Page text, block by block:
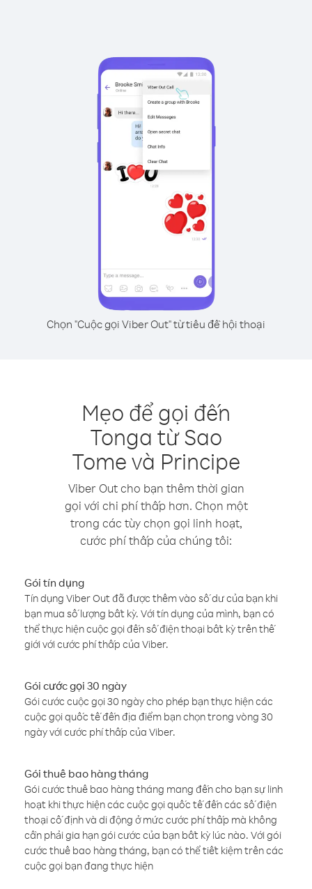
Chọn "Cuộc gọi Viber Out" từ tiêu đề hội thoại
Mẹo để gọi đến
Tonga từ Sao
Tome và Principe
Viber Out cho bạn thêm thời gian
gọi với chi phí thấp hơn. Chọn một
trong các tùy chọn gọi linh hoạt,
cước phí thấp của chúng tôi:
Gói tín dụng
Tín dụng Viber Out đã được thêm vào số dư của bạn khi
bạn mua số lượng bất kỳ. Với tín dụng của mình, bạn có
thể thực hiện cuộc gọi đến số điện thoại bất kỳ trên thế
giới với cước phí thấp của Viber.
Gói cước gọi 30 ngày
Gói cước cuộc gọi 30 ngày cho phép bạn thực hiện các
cuộc gọi quốc tế đến địa điểm bạn chọn trong vòng 30
ngày với cước phí thấp của Viber.
Gói thuê bao hàng tháng
Gói cước thuê bao hàng tháng mang đến cho bạn sự linh
hoạt khi thực hiện các cuộc gọi quốc tế đến các số điện
thoại cố định và di động ở mức cước phí thấp mà không
cần phải gia hạn gói cước của bạn bất kỳ lúc nào. Với gói
cước thuê bao hàng tháng, bạn có thể tiết kiệm trên các
cuộc gọi bạn đang thực hiện